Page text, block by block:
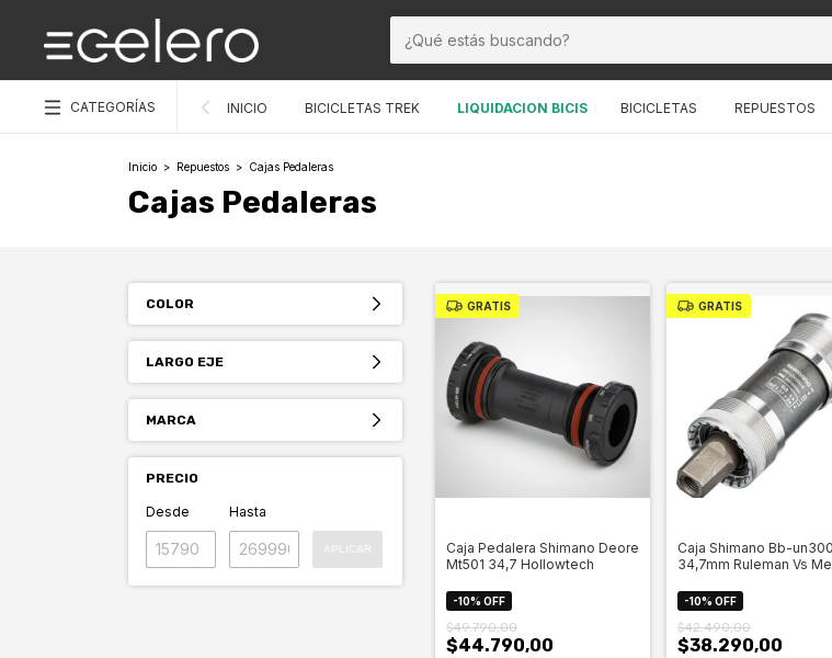
CATEGORÍAS INICIO BICICLETAS TREK LIQUIDACION BICIS BICICLETAS REPUESTOS
Inicio > Repuestos > Cajas Pedaleras
Cajas Pedaleras
COLOR
LARGO EJE
MARCA
PRECIO
Desde Hasta
GRATIS
Caja Pedalera Shimano Deore
Mt501 34,7 Hollowtech
-10% OFF
$44.790,00
$49.790,00
GRATIS
Caja Shimano Bb-
34,7mm Ruleman Vs
-10%OFF
$38.290,00
$42.490,00